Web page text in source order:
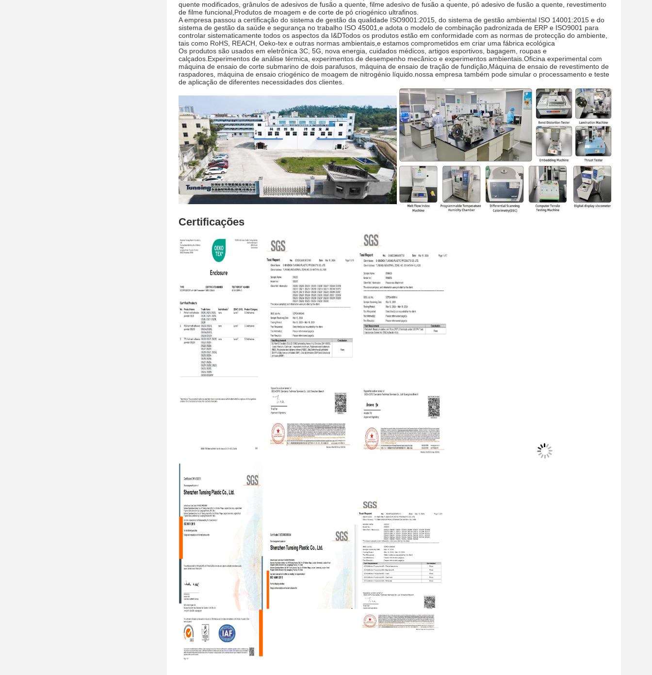
quente modificados, grânulos de adesivos de fusão a quente, filme adesivo de fusão a quente, pó adesivo de fusão a quente, revestimento
de filme funcional,Produtos de moagem e de corte de pó criogénico ultrafinos.
A empresa passou a certificação do sistema de gestão da qualidade ISO9001:2015, do sistema de gestão ambiental ISO 14001:2015 e do
sistema de gestão da saúde e segurança no trabalho ISO 45001,e adota o modelo de combinação padronizada de ERP e ISO9001 para
controlar sistematicamente todos os aspectos da I&DTodos os produtos estão em conformidade com as normas de protecção do ambiente,
tais como RoHS, REACH, Oeko-tex e outras normas ambientais,e estamos comprometidos em criar uma fábrica ecológica
Os produtos são usados em eletrônica 3C, 5G, nova energia, cuidados médicos, artigos esportivos, bagagem, roupas e
calçados.Experimentos de análise térmica, experimentos de desempenho mecânico e experimentos ambientais.Oficina experimental com
máquina de ensaio de corte submarino de dois parafusos, máquina de ensaio de tração de fundição,Máquina de ensaio de revestimento de
raspadores, máquina de ensaio criogénico de moagem de nitrogénio líquido.nossa empresa também pode simular o processamento e teste
de aplicação de diferentes necessidades dos clientes.
Certificações